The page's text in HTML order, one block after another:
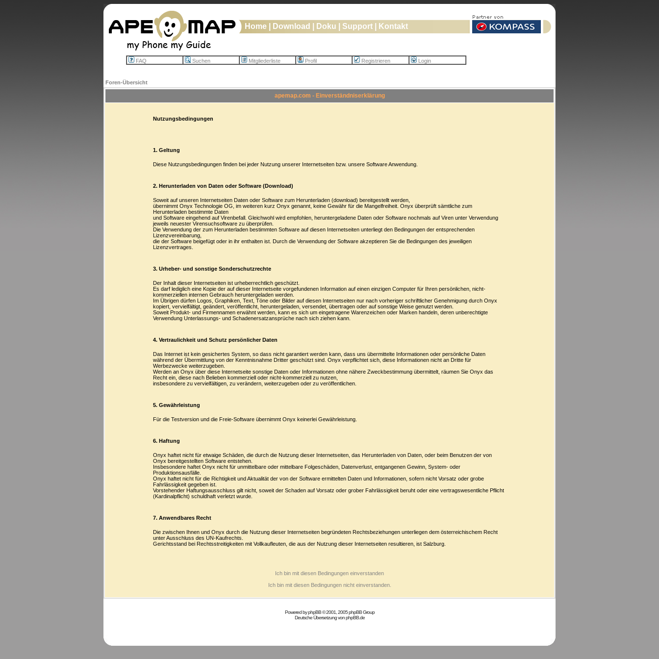
Home Download Doku Support Kontakt
FAQ Suchen Mitgliederliste Profil Registrieren Login
Foren-Übersicht
apemap.com - Einverständniserklärung
Nutzungsbedingungen
1. Geltung
Diese Nutzungsbedingungen finden bei jeder Nutzung unserer Internetseiten bzw. unsere Software Anwendung.
2. Herunterladen von Daten oder Software (Download)
Soweit auf unseren Internetseiten Daten oder Software zum Herunterladen (download) bereitgestellt werden,
übernimmt Onyx Technologie OG, im weiteren kurz Onyx genannt, keine Gewähr für die Mangelfreiheit. Onyx überprüft sämtliche zum
Herunterladen bestimmte Daten
und Software eingehend auf Virenbefall. Gleichwohl wird empfohlen, heruntergeladene Daten oder Software nochmals auf Viren unter Verwendung
jeweils neuester Virensuchsoftware zu überprüfen.
Die Verwendung der zum Herunterladen bestimmten Software auf diesen Internetseiten unterliegt den Bedingungen der entsprechenden
Lizenzvereinbarung,
die der Software beigefügt oder in ihr enthalten ist. Durch die Verwendung der Software akzeptieren Sie die Bedingungen des jeweiligen
Lizenzvertrages.
3. Urheber- und sonstige Sonderschutzrechte
Der Inhalt dieser Internetseiten ist urheberrechtlich geschützt.
Es darf lediglich eine Kopie der auf dieser Internetseite vorgefundenen Information auf einen einzigen Computer für Ihren persönlichen, nicht-
kommerziellen internen Gebrauch heruntergeladen werden.
Im Übrigen dürfen Logos, Graphiken, Text, Töne oder Bilder auf diesen Internetseiten nur nach vorheriger schriftlicher Genehmigung durch Onyx
kopiert, vervielfältigt, geändert, veröffentlicht, heruntergeladen, versendet, übertragen oder auf sonstige Weise genutzt werden.
Soweit Produkt- und Firmennamen erwähnt werden, kann es sich um eingetragene Warenzeichen oder Marken handeln, deren unberechtigte
Verwendung Unterlassungs- und Schadenersatzansprüche nach sich ziehen kann.
4. Vertraulichkeit und Schutz persönlicher Daten
Das Internet ist kein gesichertes System, so dass nicht garantiert werden kann, dass uns übermittelte Informationen oder persönliche Daten
während der Übermittlung von der Kenntnisnahme Dritter geschützt sind. Onyx verpflichtet sich, diese Informationen nicht an Dritte für
Werbezwecke weiterzugeben.
Werden an Onyx über diese Internetseite sonstige Daten oder Informationen ohne nähere Zweckbestimmung übermittelt, räumen Sie Onyx das
Recht ein, diese nach Belieben kommerziell oder nicht-kommerziell zu nutzen,
insbesondere zu vervielfältigen, zu verändern, weiterzugeben oder zu veröffentlichen.
5. Gewährleistung
Für die Testversion und die Freie-Software übernimmt Onyx keinerlei Gewährleistung.
6. Haftung
Onyx haftet nicht für etwaige Schäden, die durch die Nutzung dieser Internetseiten, das Herunterladen von Daten, oder beim Benutzen der von
Onyx bereitgestellten Software entstehen.
Insbesondere haftet Onyx nicht für unmittelbare oder mittelbare Folgeschäden, Datenverlust, entgangenen Gewinn, System- oder
Produktionsausfälle.
Onyx haftet nicht für die Richtigkeit und Aktualität der von der Software ermittelten Daten und Informationen, sofern nicht Vorsatz oder grobe
Fahrlässigkeit gegeben ist.
Vorstehender Haftungsausschluss gilt nicht, soweit der Schaden auf Vorsatz oder grober Fahrlässigkeit beruht oder eine vertragswesentliche Pflicht
(Kardinalpflicht) schuldhaft verletzt wurde.
7. Anwendbares Recht
Die zwischen Ihnen und Onyx durch die Nutzung dieser Internetseiten begründeten Rechtsbeziehungen unterliegen dem österreichischem Recht
unter Ausschluss des UN-Kaufrechts.
Gerichtsstand bei Rechtsstreitigkeiten mit Vollkaufleuten, die aus der Nutzung dieser Internetseiten resultieren, ist Salzburg.
Ich bin mit diesen Bedingungen einverstanden
Ich bin mit diesen Bedingungen nicht einverstanden.
Powered byphpBB© 2001, 2005 phpBB Group
Deutsche Übersetzung vonphpBB.de